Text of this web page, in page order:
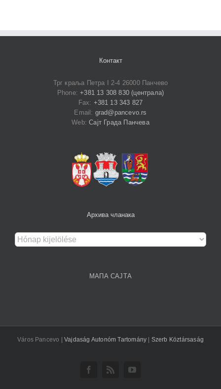
Контакт
Трг краља Петра I 2-4 26000 Панчево
Phone:+381 13 308 830 (централа)
Fax: +381 13 343 827
Email: grad@pancevo.rs
Web:Сајт Града Панчева
Архива чланака
Архива
чланака
МАПА САЈТА
Város Pancevo |Vajdaság Autonóm Tartomány Szerb Köztársaság
Facebook
Rss YouTube